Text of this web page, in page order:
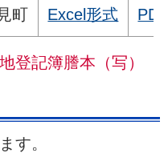
町 Excel形式
登記簿謄本（写）
す。